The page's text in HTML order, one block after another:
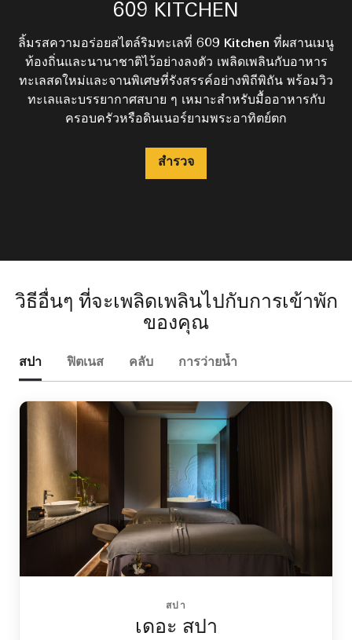
609 KITCHEN
ลิ้มรสความอร่อยสไตล์ริมทะเลที่ 609 Kitchen ที่ผสานเมนู
ท้องถิ่นและนานาชาติไว้อย่างลงตัว เพลิดเพลินกับอาหาร
ทะเลสดใหม่และจานพิเศษที่รังสรรค์อย่างพิถีพิถัน พร้อมวิว
ทะเลและบรรยากาศสบาย ๆ เหมาะสำหรับมื้ออาหารกับ
ครอบครัวหรือดินเนอร์ยามพระอาทิตย์ตก
สำรวจ
PEBBLES BAR AND GRILL
ตั้งอยู่ริมชายหาดของเรเนซองส์ พัทยา รีสอร์ท แอนด์ สปา
ห้องอาหาร Pebbles Bar & Grill โดดเด่นด้วยวิวทะเลแบบ
เปิดกว้าง เสิร์ฟเมนูย่างไฟและค็อกเทลรังสรรค์อย่างพิถีพิถัน
เหมาะสำหรับมื้อกลางวันสบาย ๆ เครื่องดื่มยามพระอาทิตย์
ตก หรือค่ำคืนแห่งการแบ่งปันอาหารและช่วงเวลาดี ๆ ริม
สำรวจ
THE DELI
The Deli ให้บริการขนมอบสดใหม่ แซนด์วิชกูร์เมต์ และ
กาแฟที่รังสรรค์โดยบาริสต้า ในบรรยากาศสบาย ๆ เป็น
กันเอง เหมาะสำหรับเช้าแบบชิล ๆ นัดพบจิบกาแฟ หรือของ
ว่างเบา ๆ ระหว่างวันริมทะเล — ความสุขเรียบง่ายที่ตั้งใจทำ
เพื่อให้คุณได้ลิ้มลองอย่างเต็มที่
สำรวจ
POOL BAR
จิบค็อกเทลรังสรรค์และเครื่องดื่มสดชื่นริมสระน้ำ พร้อมของ
ว่างเบา ๆ ที่เติมเต็มความอร่อยได้อย่างลงตัว ด้วยวิวเปิดโล่ง
และบรรยากาศชวนผ่อนคลาย ที่นี่คือมุมพักผ่อนที่เหมาะ
สำหรับคลายร้อน เอนกายสบาย ๆ และดื่มด่ำกับช่วงเวลาแห่ง
ความสุข
สำรวจ
R BAR
R Bar มอบบรรยากาศมีสไตล์พร้อมวิวทะเลและดีไซน์ร่วม
สมัย เพลิดเพลินกับค็อกเทล ไวน์ชั้นดี และเครื่องดื่มพรีเมียม
ในบรรยากาศผ่อนคลายแต่ยังคงความหรู เหมาะสำหรับ
พบปะสังสรรค์ ฉลองโอกาสพิเศษ หรือดื่มด่ำค่ำคืนอย่างมี
สไตล์
สำรวจ
วิธีอื่นๆ ที่จะเพลิดเพลินไปกับการเข้าพัก
ของคุณ
สปา ฟิตเนส คลับ การว่ายน้ำ
สปา
เดอะ สปา